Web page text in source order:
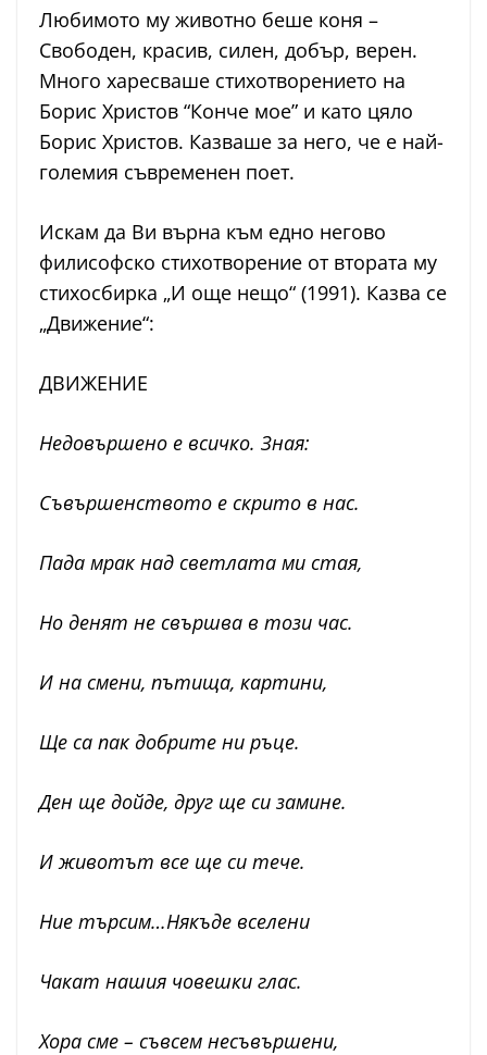
Любимото му животно беше коня –
Свободен, красив, силен, добър, верен.
Много харесваше стихотворението на
Борис Христов “Конче мое” и като цяло
Борис Христов. Казваше за него, че е най-
големия съвременен поет.
Искам да Ви върна към едно негово
филисофско стихотворение от втората му
стихосбирка „И още нещо“ (1991). Казва се
„Движение“:
ДВИЖЕНИЕ
Недовършено е всичко. Зная:
Съвършенството е скрито в нас.
Пада мрак над светлата ми стая,
Но денят не свършва в този час.
И на смени, пътища, картини,
Ще са пак добрите ни ръце.
Ден ще дойде, друг ще си замине.
И животът все ще си тече.
Ние търсим…Някъде вселени
Чакат нашия човешки глас.
Хора сме – съвсем несъвършени,